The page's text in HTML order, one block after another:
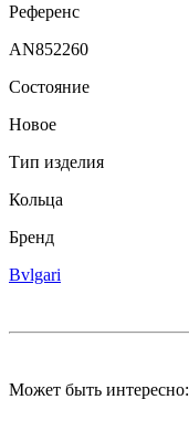
Референс
AN852260
Состояние
Новое
Тип изделия
Кольца
Бренд
Bvlgari
Может быть интересно: